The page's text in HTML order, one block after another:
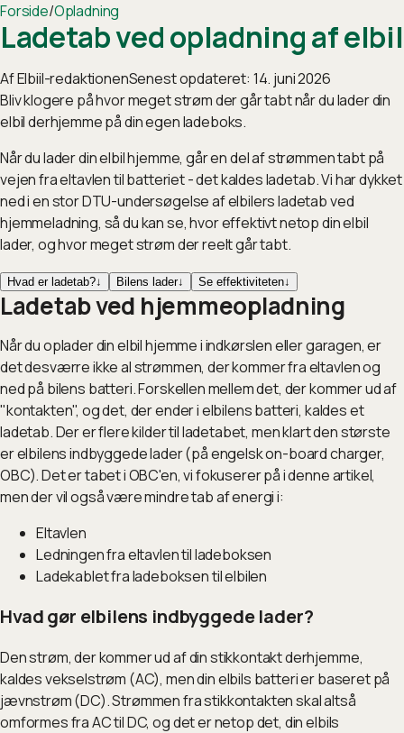
Forside/Opladning
Ladetab ved opladning af elbil
AfElbiil-redaktionenSenest opdateret: 14. juni 2026
Bliv klogere på hvor meget strøm der går tabt når du lader din
elbil derhjemme på din egen ladeboks.
Når du lader din elbil hjemme, går en del af strømmen tabt på
vejen fra eltavlen til batteriet - det kaldes ladetab. Vi har dykket
ned i en stor DTU-undersøgelse af elbilers ladetab ved
hjemmeladning, så du kan se, hvor effektivt netop din elbil
lader, og hvor meget strøm der reelt går tabt.
Hvad er ladetab?↓ Bilens lader↓ Se effektiviteten↓
Ladetab ved hjemmeopladning
Når du oplader din elbil hjemme i indkørslen eller garagen, er
det desværre ikke al strømmen, der kommer fra eltavlen og
ned på bilens batteri. Forskellen mellem det, der kommer ud af
"kontakten", og det, der ender i elbilens batteri, kaldes et
ladetab. Der er flere kilder til ladetabet, men klart den største
er elbilens indbyggede lader (på engelsk on-board charger,
OBC). Det er tabet i OBC'en, vi fokuserer på i denne artikel,
men der vil også være mindre tab af energi i:
Eltavlen
Ledningen fra eltavlen til ladeboksen
Ladekablet fra ladeboksen til elbilen
Hvad gør elbilens indbyggede lader?
Den strøm, der kommer ud af din stikkontakt derhjemme,
kaldes vekselstrøm (AC), men din elbils batteri er baseret på
jævnstrøm (DC). Strømmen fra stikkontakten skal altså
omformes fra AC til DC, og det er netop det, din elbils